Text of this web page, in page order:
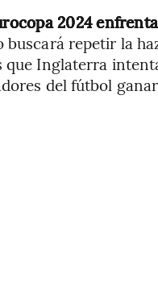
2024
repetir la
Inglaterra
del fútbol